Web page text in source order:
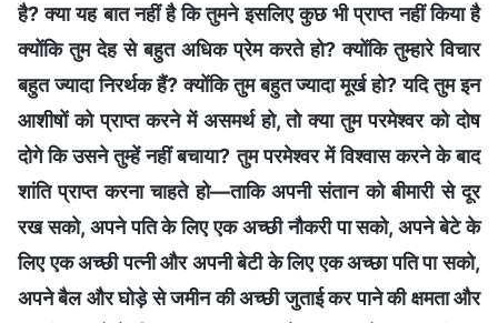
है? क्या यह बात नहीं है कि तुमने इसलिए कुछ भी प्राप्त नहीं किया है
क्योंकि तुम देह से बहुत अधिक प्रेम करते हो? क्योंकि तुम्‍हारे विचार
बहुत ज्यादा निरर्थक हैं? क्योंकि तुम बहुत ज्यादा मूर्ख हो? यदि तुम इन
आशीषों को प्राप्त करने में असमर्थ हो, तो क्या तुम परमेश्वर को दोष
दोगे कि उसने तुम्‍हें नहीं बचाया? तुम परमेश्वर में विश्वास करने के बाद
शांति प्राप्त करना चाहते हो—ताकि अपनी संतान को बीमारी से दूर
रख सको, अपने पति के लिए एक अच्छी नौकरी पा सको, अपने बेटे के
लिए एक अच्छी पत्नी और अपनी बेटी के लिए एक अच्छा पति पा सको,
अपने बैल और घोड़े से जमीन की अच्छी जुताई कर पाने की क्षमता और